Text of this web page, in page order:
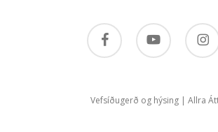
facebook youtube instagram
Vefsíðugerð og hýsing | Allra